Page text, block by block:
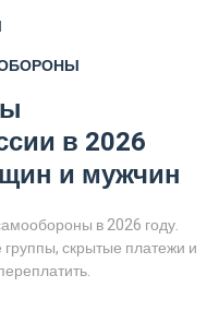
в 2026
и мужчин
в 2026 году.
скрытые платежи и